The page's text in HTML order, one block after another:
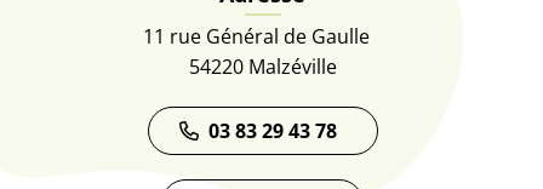
11 rue Général de Gaulle
54220 Malzéville
03 83 29 43 78